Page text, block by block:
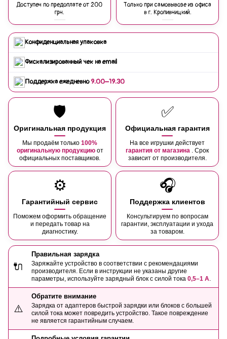
Доступен по предоплате от 200
грн.
Только при самовывозе из офиса
в г. Кропивницкий.
Конфиденциальная упаковка
Фискализированный чек на email
Поддержка ежедневно9:00–19:30
🛡️
Оригинальная продукция
Мы продаём только 100%
оригинальную продукцию от
официальных поставщиков.
✅
Официальная гарантия
На все игрушки действует
гарантия от магазина . Срок
зависит от производителя.
⚙️
Гарантийный сервис
Поможем оформить обращение
и передать товар на
диагностику.
🎧
Поддержка клиентов
Консультируем по вопросам
гарантии, эксплуатации и ухода
за товаром.
🔌
Правильная зарядка
Заряжайте устройство в соответствии с рекомендациями
производителя. Если в инструкции не указаны другие
параметры, используйте зарядный блок с силой тока 0,5–1 А.
⚠️
Обратите внимание
Зарядка от адаптеров быстрой зарядки или блоков с большей
силой тока может повредить устройство. Такое повреждение
не является гарантийным случаем.